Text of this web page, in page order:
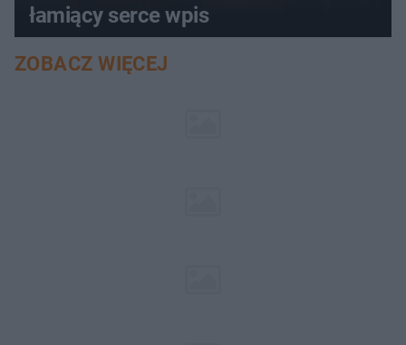
łamiący serce wpis
ZOBACZ WIĘCEJ